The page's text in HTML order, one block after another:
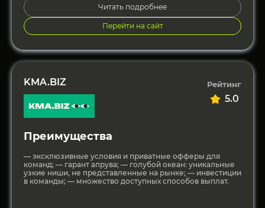
Читать подробнее
Перейти на сайт
KMA.BIZ Рейтинг
5.0
Преимущества
— эксклюзивные условия и приватные офферы для
команд; — гарант апрува; — голубой океан: уникальные
узкие ниши, не представленные на рынке; — инвестиции
в команды; — множество доступных способов выплат.